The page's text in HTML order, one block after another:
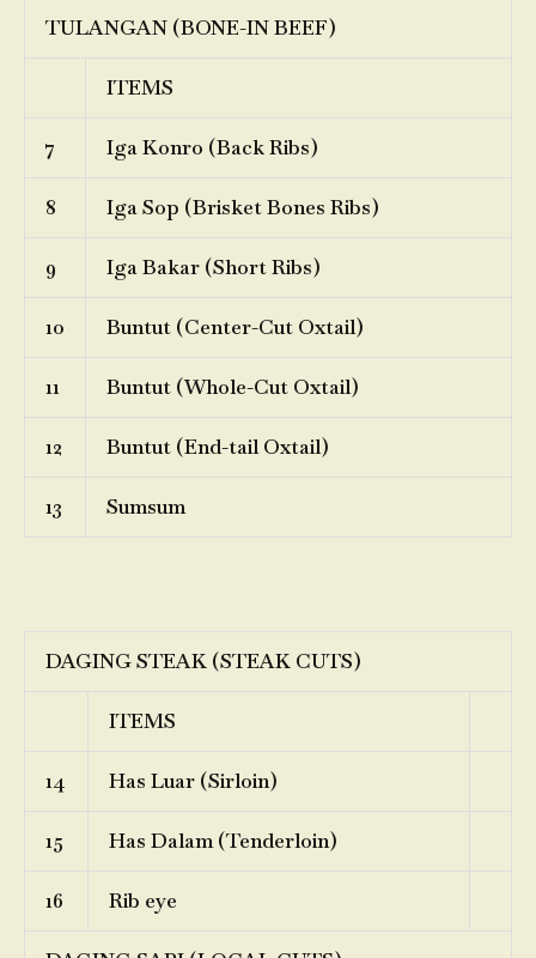
TULANGAN (BONE-IN BEEF)
ITEMS
7 Iga Konro (Back Ribs)
8 Iga Sop (Brisket Bones Ribs)
9 Iga Bakar (Short Ribs)
10 Buntut (Center-Cut Oxtail)
11 Buntut (Whole-Cut Oxtail)
12 Buntut (End-tail Oxtail)
13 Sumsum
DAGING STEAK (STEAK CUTS)
ITEMS
14 Has Luar (Sirloin)
15 Has Dalam (Tenderloin)
16 Rib eye